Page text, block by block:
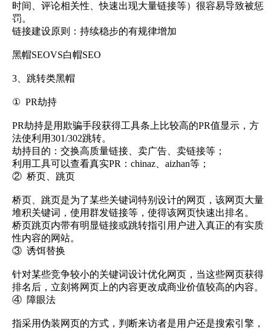
时间、评论相关性、快速出现大量链接等）很容易导致被惩
罚。
链接建设原则：持续稳步的有规律增加
黑帽SEOVS白帽SEO
3、跳转类黑帽
① PR劫持
PR劫持是用欺骗手段获得工具条上比较高的PR值显示，方
法使利用301/302跳转。
劫持目的：交换高质量链接、卖广告、卖链接等；
利用工具可以查看真实PR：chinaz、aizhan等；
② 桥页、跳页
桥页、跳页是为了某些关键词特别设计的网页，该网页大量
堆积关键词，使用群发链接等，使得该网页快速出排名。
桥页跳页内带有明显链接或跳转指引用户进入真正的有实质
性内容的网站。
③ 诱饵替换
针对某些竞争较小的关键词设计优化网页，当这些网页获得
排名后，立刻将网页上的内容更改成商业价值较高的内容。
④ 障眼法
指采用伪装网页的方式，判断来访者是用户还是搜索引擎，